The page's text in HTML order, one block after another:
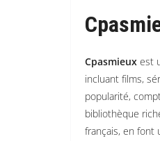
Cpasmieux est
incluant films,
popularité,
bibliothèque
français, en font